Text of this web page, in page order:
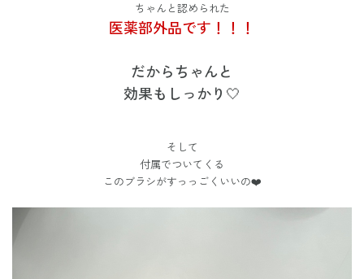
ちゃんと認められた
医薬部外品です！！！
だからちゃんと
効果もしっかり🤍
そして
付属でついてくる
このブラシがすっっごくいいの❤️